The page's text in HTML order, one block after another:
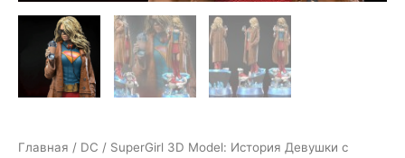
Главная / DC / SuperGirl 3D Model: История Девушки с